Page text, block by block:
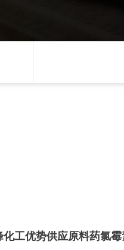
化工优势供应原料药氯霉